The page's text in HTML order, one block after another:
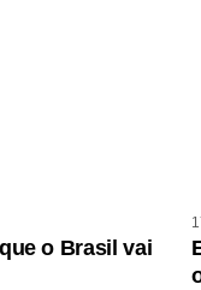
o Brasil vai